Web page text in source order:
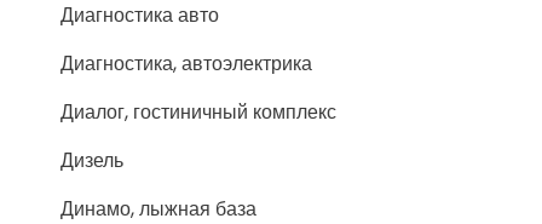
Диагностика авто
Диагностика, автоэлектрика
Диалог, гостиничный комплекс
Дизель
Динамо, лыжная база